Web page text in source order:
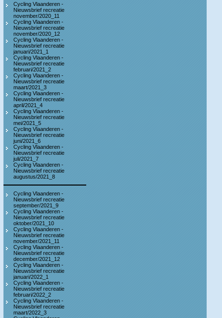
Cycling Vlaanderen -
Nieuwsbrief recreatie
november/2020_11
Cycling Vlaanderen -
Nieuwsbrief recreatie
november/2020_12
Cycling Vlaanderen -
Nieuwsbrief recreatie
januari/2021_1
Cycling Vlaanderen -
Nieuwsbrief recreatie
februari/2021_2
Cycling Vlaanderen -
Nieuwsbrief recreatie
maart/2021_3
Cycling Vlaanderen -
Nieuwsbrief recreatie
april/2021_4
Cycling Vlaanderen -
Nieuwsbrief recreatie
mei/2021_5
Cycling Vlaanderen -
Nieuwsbrief recreatie
juni/2021_6
Cycling Vlaanderen -
Nieuwsbrief recreatie
juli/2021_7
Cycling Vlaanderen -
Nieuwsbrief recreatie
augustus/2021_8
Cycling Vlaanderen -
Nieuwsbrief recreatie
september/2021_9
Cycling Vlaanderen -
Nieuwsbrief recreatie
oktober/2021_10
Cycling Vlaanderen -
Nieuwsbrief recreatie
november/2021_11
Cycling Vlaanderen -
Nieuwsbrief recreatie
december/2021_12
Cycling Vlaanderen -
Nieuwsbrief recreatie
januari/2022_1
Cycling Vlaanderen -
Nieuwsbrief recreatie
februari/2022_2
Cycling Vlaanderen -
Nieuwsbrief recreatie
maart/2022_3